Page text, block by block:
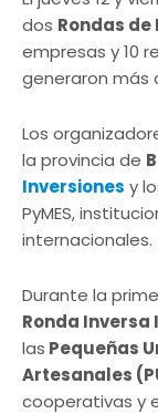
dos Rondas de
empresas y 10
generaron más
Los
la provincia de
Inversiones y
PyMES,
internacionales.
Durante la
Ronda
las Pequeñas
Artesanales
cooperativas y